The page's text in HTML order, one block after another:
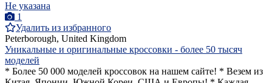
Не указана
1
Удалить из избранного
Peterborough, United Kingdom
Уникальные и оригинальные кроссовки - более 50 тысяч
моделей
* Более 50 000 моделей кроссовок на нашем сайте! * Везем из